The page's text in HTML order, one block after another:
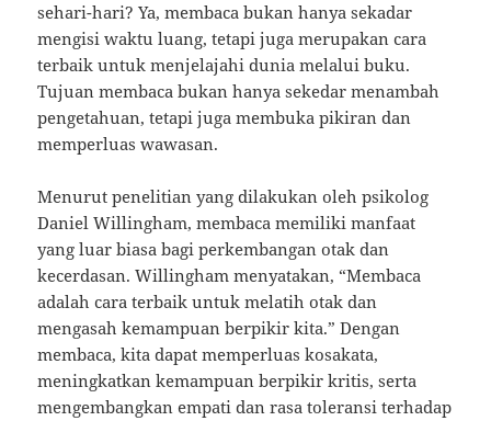
sehari-hari? Ya, membaca bukan hanya sekadar
mengisi waktu luang, tetapi juga merupakan cara
terbaik untuk menjelajahi dunia melalui buku.
Tujuan membaca bukan hanya sekedar menambah
pengetahuan, tetapi juga membuka pikiran dan
memperluas wawasan.
Menurut penelitian yang dilakukan oleh psikolog
Daniel Willingham, membaca memiliki manfaat
yang luar biasa bagi perkembangan otak dan
kecerdasan. Willingham menyatakan, “Membaca
adalah cara terbaik untuk melatih otak dan
mengasah kemampuan berpikir kita.” Dengan
membaca, kita dapat memperluas kosakata,
meningkatkan kemampuan berpikir kritis, serta
mengembangkan empati dan rasa toleransi terhadap